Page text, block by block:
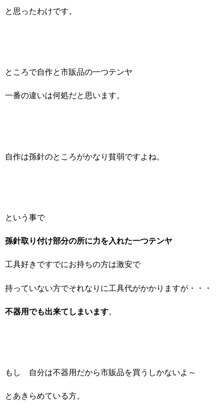
と思ったわけです。
ところで自作と市販品の一つテンヤ
一番の違いは何処だと思います。
自作は孫針のところがかなり貧弱ですよね。
という事で
孫針取り付け部分の所に力を入れた一つテンヤ
工具好きですでにお持ちの方は激安で
持っていない方でそれなりに工具代がかかりますが・・・
不器用でも出来てしまいます。
もし 自分は不器用だから市販品を買うしかないよ～
とあきらめている方。